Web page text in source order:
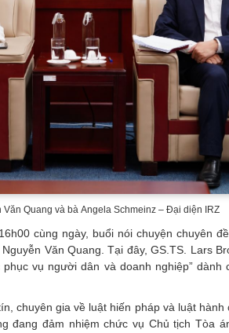
Văn Quang và bà Angela Schmeinz – Đại diện IRZ
cùng ngày, buổi nói chuyện chuyên
Văn Quang. Tại đây, GS.TS. Lars
vụ người dân và doanh nghiệp” dành
chuyên gia về luật hiến pháp và luật
đang đảm nhiệm chức vụ Chủ tịch Tòa